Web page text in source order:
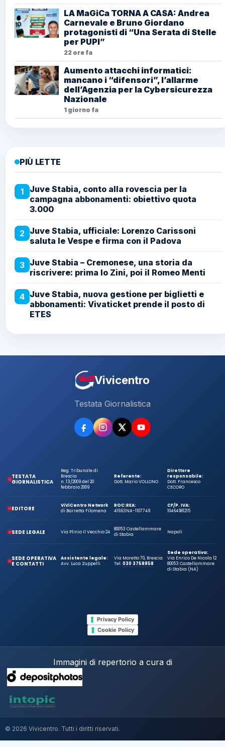
LA MaGiCa TORNA A CASA: Andrea
Carnevale e Bruno Giordano
protagonisti di “Una Serata di Stelle
per PUPI”
22 ore fa
Aumento attacchi informatici:
mancano i “difensori”, l’allarme
dell’Agenzia per la Cybersicurezza
Nazionale
1 giorno fa
PIÙ LETTE
1
Juve Stabia, conto alla rovescia per la
campagna abbonamenti: obiettivo quota
3.000
2 Juve Stabia, ufficiale: Lorenzo Carissoni
saluta le Vespe e firma con il Padova
3 Juve Stabia – Cremonese, una storia da
riscrivere: prima lo Zini, poi il Romeo Menti
4 Juve Stabia, nuova gestione per biglietti e
abbonamenti: Vivaticket prende il posto di
ETES
Vivicentro
Testata Giornalistica
TESTATA
GIORNALISTICA
Reg. Tribunale di
Brescia
n. 13/2009 del 20
febbraio 2009
Referente:
Dott. Mario VOLLONO
Direttore
responsabile:
Dott. Francesco
CECORO
EDITORE
ViViCentro Network
di Barretta Filomena
ROC:
41663
REA:
NA-1107749
CF/P. IVA:
10464981215
SEDE LEGALE Via Plinio Il Vecchio 24
80053 Castellammare
di Stabia
Napoli
SEDE OPERATIVA
E CONTATTI
Assistente legale:
Avv. Luca Zuppelli
Via Moretto 70, Brescia
Tel.030 3758858
Sede operativa:
Via Enrico De Nicola 12
80053 Castellammare
di Stabia (NA)
Privacy Policy
Cookie Policy
Immagini di repertorio a cura di
© 2026 Vivicentro. Tutti i diritti riservati.